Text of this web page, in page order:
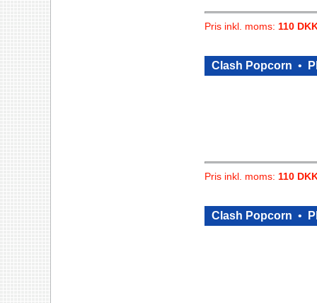
Pris inkl. moms: 110
Clash Popcorn •
Pris inkl. moms: 110
Clash Popcorn •